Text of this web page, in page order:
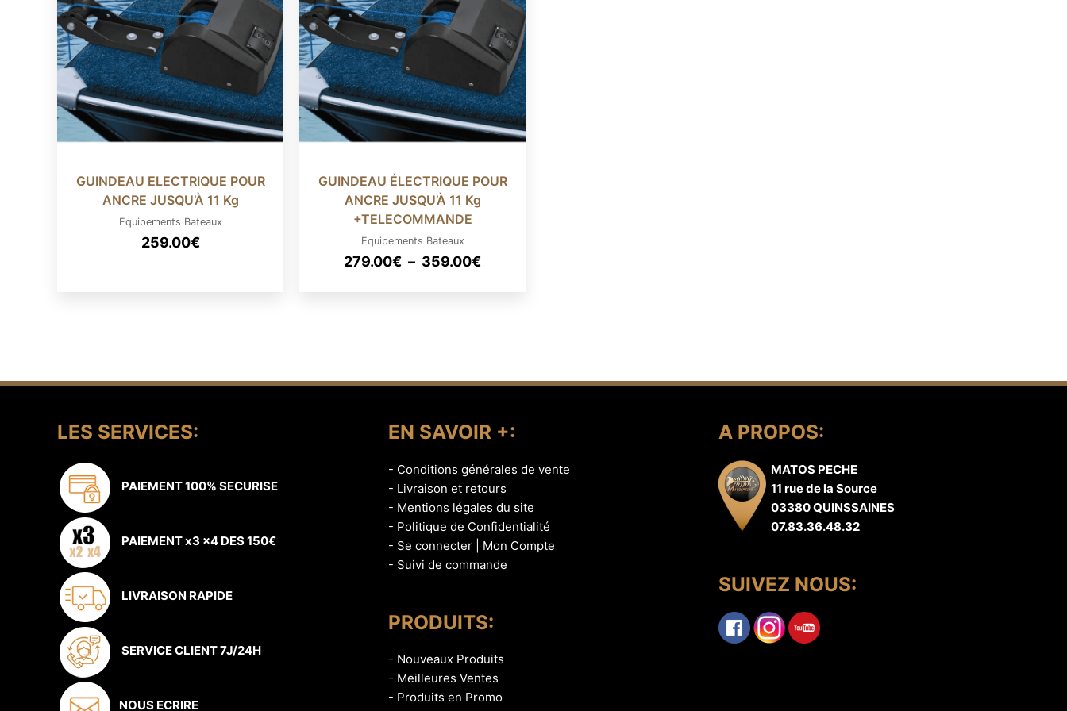
GUINDEAU ELECTRIQUE POUR
ANCRE JUSQU’À 11 Kg
Equipements Bateaux
259.00€
GUINDEAU ÉLECTRIQUE POUR
ANCRE JUSQU’À 11 Kg
+TELECOMMANDE
Equipements Bateaux
279.00€ – 359.00€Plage
LES SERVICES:
PAIEMENT 100% SECURISE
PAIEMENT x3 x4 DES 150€
LIVRAISON RAPIDE
SERVICE CLIENT 7J/24H
NOUS ECRIRE
EN SAVOIR +:
- Conditions générales de vente
- Livraison et retours
- Mentions légales du site
- Politique de Confidentialité
- Se connecter | Mon Compte
- Suivi de commande
PRODUITS:
- Nouveaux Produits
- Meilleures Ventes
- Produits en Promo
A PROPOS:
MATOS PECHE
11 rue de la Source
03380 QUINSSAINES
07.83.36.48.32
SUIVEZ NOUS: